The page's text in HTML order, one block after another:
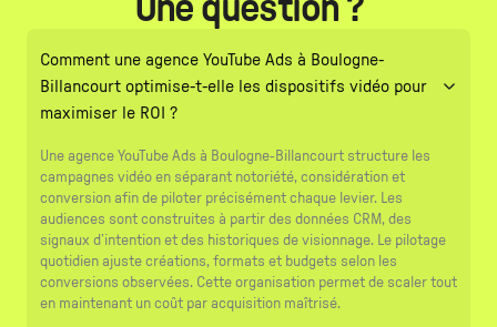
Une question ?
Comment une agence YouTube Ads à Boulogne-
Billancourt optimise-t-elle les dispositifs vidéo pour
maximiser le ROI ?
Une agence YouTube Ads à Boulogne-Billancourt structure les
campagnes vidéo en séparant notoriété, considération et
conversion afin de piloter précisément chaque levier. Les
audiences sont construites à partir des données CRM, des
signaux d’intention et des historiques de visionnage. Le pilotage
quotidien ajuste créations, formats et budgets selon les
conversions observées. Cette organisation permet de scaler tout
en maintenant un coût par acquisition maîtrisé.